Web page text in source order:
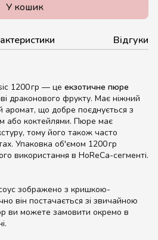
У кошик
Відгуки
1200 гр — це екзотичне пюре
драконового фрукту. Має ніжний
аромат, що добре поєднується з
або коктейлями. Пюре має
тому його також часто
Упаковка об'ємом 1200 гр
використання в HoReCa-сегменті.
зображено з кришкою-
він постачається зі звичайною
ви можете замовити окремо в